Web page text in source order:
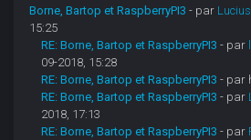
Borne, Bartop et RaspberryPI3 - par
15:25
RE: Borne, Bartop et RaspberryPI3 - par
09-2018, 15:28
RE: Borne, Bartop et RaspberryPI3 - par
RE: Borne, Bartop et RaspberryPI3 - par
2018, 17:13
RE: Borne, Bartop et RaspberryPI3 - par